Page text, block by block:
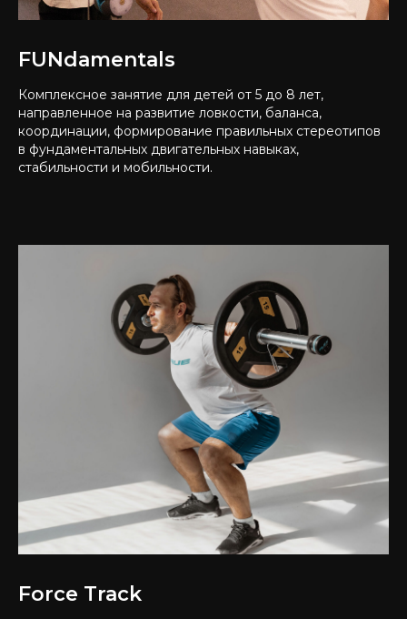
FUNdamentals
Комплексное занятие для детей от 5 до 8 лет,
направленное на развитие ловкости, баланса,
координации, формирование правильных стереотипов
в фундаментальных двигательных навыках,
стабильности и мобильности.
Force Track